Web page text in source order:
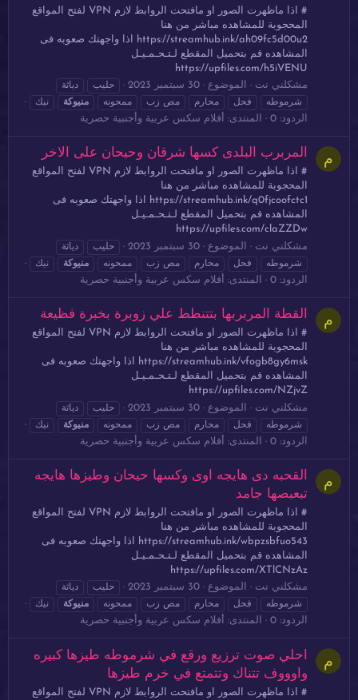
# اذا ماظهرت الصور او مافتحت الروابط لازم VPN لفتح المواقع
المحجوبة للمشاهده مباشر من هنا
https://streamhub.ink/ah09fc5d00u2 اذا واجهتك صعوبه فى
المشاهده قم بتحميل المقطع لـتـحـمـيـل
https://upfiles.com/h5iVENU
مشكلني نت
الموضوع 30 سبتمبر 2023 حليب
دياثة
شرموطه
فحل محارم مص زب ممحونه منيوكة نيك
الردود: 0 المنتدى: أفلام سكس عربية وأجنبية حصرية
م المربرب البلدى كسها شرقان وحيحان على الاخر
# اذا ماظهرت الصور او مافتحت الروابط لازم VPN لفتح المواقع
المحجوبة للمشاهده مباشر من هنا
https://streamhub.ink/q0fjcoofctc1 اذا واجهتك صعوبه فى
المشاهده قم بتحميل المقطع لـتـحـمـيـل
https://upfiles.com/claZZDw
مشكلني نت
الموضوع 30 سبتمبر 2023 حليب
دياثة
شرموطه
فحل محارم مص زب ممحونه منيوكة نيك
الردود: 0 المنتدى: أفلام سكس عربية وأجنبية حصرية
م القطة المربربها بتتنطط علي زوبرة بخبرة فظيعة
# اذا ماظهرت الصور او مافتحت الروابط لازم VPN لفتح المواقع
المحجوبة للمشاهده مباشر من هنا
https://streamhub.ink/vfogb8gy6msk اذا واجهتك صعوبه فى
المشاهده قم بتحميل المقطع لـتـحـمـيـل
https://upfiles.com/NZjvZ
مشكلني نت
الموضوع 30 سبتمبر 2023 حليب
دياثة
شرموطه
فحل محارم مص زب ممحونه منيوكة نيك
الردود: 0 المنتدى: أفلام سكس عربية وأجنبية حصرية
م
القحبه دى هايجه اوى وكسها حيحان وطيزها هايجه
تبعبصها جامد
# اذا ماظهرت الصور او مافتحت الروابط لازم VPN لفتح المواقع
المحجوبة للمشاهده مباشر من هنا
https://streamhub.ink/wbpzsbfuo543 اذا واجهتك صعوبه فى
المشاهده قم بتحميل المقطع لـتـحـمـيـل
https://upfiles.com/XTlCNzAz
مشكلني نت
الموضوع 30 سبتمبر 2023 حليب
دياثة
شرموطه
فحل محارم مص زب ممحونه منيوكة نيك
الردود: 0 المنتدى: أفلام سكس عربية وأجنبية حصرية
م
احلي صوت ترزيع ورقع في شرموطه طيزها كبيره
واوووف تتناك وتتمتع في خرم طيزها
# اذا ماظهرت الصور او مافتحت الروابط لازم VPN لفتح المواقع